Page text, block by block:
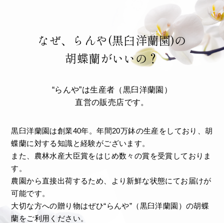
なぜ、らんや(黒臼洋蘭園)の
胡蝶蘭がいいの？
“らんや”は生産者（黒臼洋蘭園）
直営の販売店です。
黒臼洋蘭園は創業40年。年間20万鉢の生産をしており、胡
蝶蘭に対する知識と経験がございます。
また、農林水産大臣賞をはじめ数々の賞を受賞しておりま
す。
農園から直接出荷するため、より新鮮な状態にてお届けが
可能です。
大切な方への贈り物はぜひ“らんや”（黒臼洋蘭園）の胡蝶
蘭をご利用ください。